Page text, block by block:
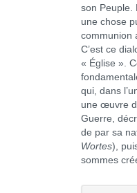
son Peuple.
une chose
communion
C’est ce
« Église ».
qui, dans
une œuvre
Guerre,
de par sa
Wortes),
sommes